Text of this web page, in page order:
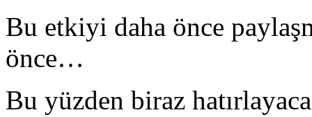
Bu etkiyi daha önce
önce…
Bu yüzden biraz